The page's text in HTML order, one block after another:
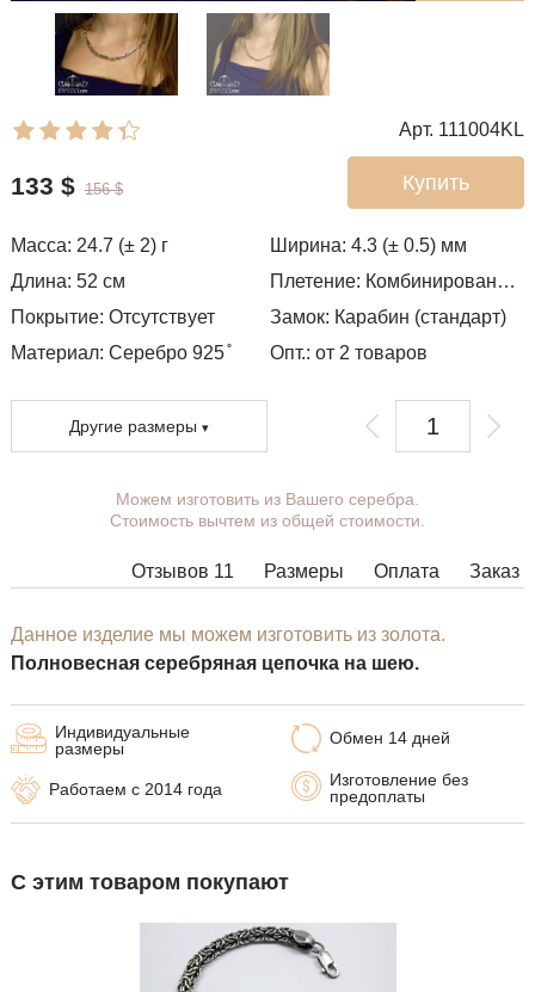
Арт. 111004KL
Купить
133 $ 156 $
Масса: 24.7 (± 2) г Ширина:4.3 (± 0.5) мм
Длина: 52 см Плетение: Комбинированный якорь
Покрытие: Отсутствует Замок: Карабин (стандарт)
Материал: Серебро 925 ̊
Опт.: от 2 товаров
Другие размеры
Вы можете выбрать покрытие,
массу, длину, ширину, замок.
комбинациями ширины, длины и
менеджеры свяжутся с Вами.
Можем изготовить из Вашего серебра.
Стоимость вычтем из общей стоимости.
Отзывов 11 Заказ
Оплата
Размеры
Данное изделие мы можем изготовить из золота.
Полновесная серебряная цепочка на шею.
Обмен 14 дней
Изготовление без
предоплаты
Индивидуальные
размеры
Работаем с 2014 года
С этим товаром покупают